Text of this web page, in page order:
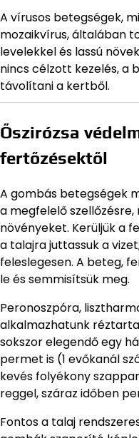
A vírusos betegségek,
mozaikvírus, általában
levelekkel és lassú
nincs célzott kezelés, a
távolítani a kertből.
Őszirózsa
fertőzésektől
A gombás betegségek
a megfelelő
növényeket. Kerüljük a
a talajra juttassuk a
feleslegesen. A beteg,
le és semmisítsük meg.
Peronoszpóra,
alkalmazhatunk
sokszor elegendő egy
permet is (1 evőkanál
kevés folyékony
reggel, száraz időben
Fontos a talaj